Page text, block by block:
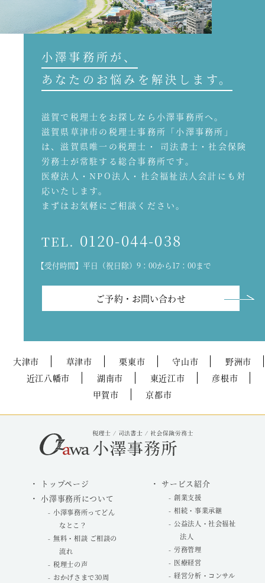
小澤事務所が、
あなたのお悩みを解決します。
滋賀で税理士をお探しなら小澤事務所へ。
滋賀県草津市の税理士事務所「小澤事務所」
は、滋賀県唯一の税理士・ 司法書士・社会保険
労務士が常駐する総合事務所です。
医療法人・NPO法人・社会福祉法人会計にも対
応いたします。
まずはお気軽にご相談ください。
TEL. 0120-044-038
【受付時間】平日（祝日除）9：00から17：00まで
ご予約・お問い合わせ
大津市 草津市 栗東市 守山市
野洲市
近江八幡市
湖南市 東近江市
彦根市
甲賀市
京都市
トップページ
小澤事務所について
小澤事務所ってどん
なとこ？
無料・相談 ご相談の
流れ
税理士の声
おかげさまで30周
サービス紹介
創業支援
相続・事業承継
公益法人・社会福祉
法人
労務管理
医療経営
経営分析・コンサル